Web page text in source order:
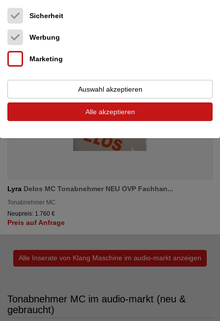
Lyra Delos MC Tonabnehmer NEU OVP Fachhan...
Tonabnehmer MC
Neupreis: 1.760 €
Preis auf Anfrage
Alle Inserate von Klang Maschine im audio-markt anzeigen
Tonabnehmer MC im audio-markt (neu &
gebraucht)
Sicherheit
Werbung
Marketing
Auswahl akzeptieren
Alle akzeptieren